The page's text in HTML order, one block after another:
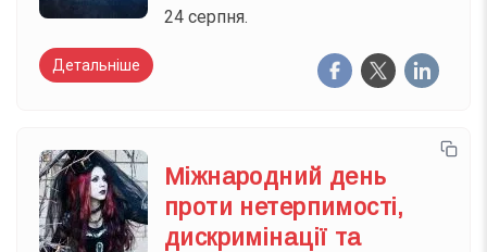
24 серпня.
Детальніше
Міжнародний день
проти нетерпимості,
дискримінації та